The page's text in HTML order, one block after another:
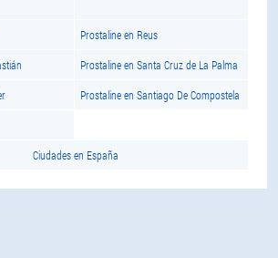
Prostaline en Reus
Prostaline en Santa Cruz de La Palma
Prostaline en Santiago De Compostela
Ciudades en España